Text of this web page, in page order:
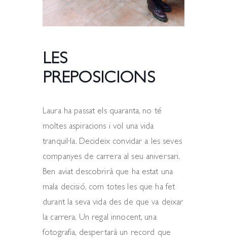
LES
PREPOSICIONS
Laura ha passat els quaranta, no té
moltes aspiracions i vol una vida
tranquil·la. Decideix convidar a les seves
companyes de carrera al seu aniversari.
Ben aviat descobrirà que ha estat una
mala decisió, com totes les que ha fet
durant la seva vida des de que va deixar
la carrera. Un regal innocent, una
fotografia, despertarà un record que